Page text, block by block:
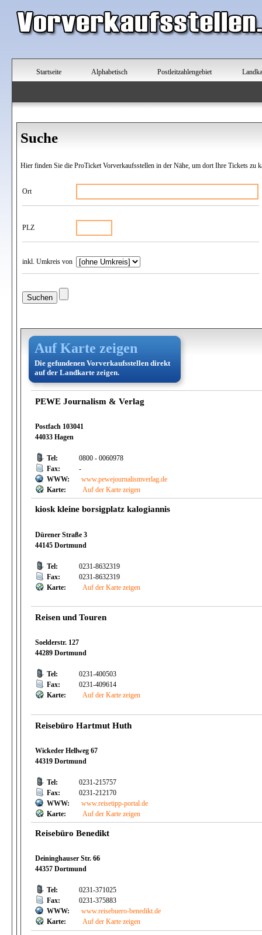
Startseite Alphabetisch Postleitzahlengebiet
Suche
Hier finden Sie die ProTicket Vorverkaufsstellen in der Nähe, um dort Ihre Tickets zu
Ort
PLZ
inkl. Umkreis von
Auf Karte zeigen
Die gefundenen Vorverkaufsstellen direkt
auf der Landkarte zeigen.
PEWE Journalism & Verlag
Postfach 103041
44033 Hagen
Tel:
0800 - 0060978
Fax:
-
WWW:
www.pewejournalismverlag.de
Karte:
Auf der Karte zeigen
kiosk kleine borsigplatz kalogiannis
Dürener Straße 3
44145 Dortmund
Tel:
0231-8632319
Fax:
0231-8632319
Karte:
Auf der Karte zeigen
Reisen und Touren
Soelderstr. 127
44289 Dortmund
Tel:
0231-400503
Fax:
0231-409614
Karte:
Auf der Karte zeigen
Reisebüro Hartmut Huth
Wickeder Hellweg 67
44319 Dortmund
Tel:
0231-215757
Fax:
0231-212170
WWW:
www.reisetipp-portal.de
Karte:
Auf der Karte zeigen
Reisebüro Benedikt
Deininghauser Str. 66
44357 Dortmund
Tel:
0231-371025
Fax:
0231-375883
WWW:
www.reisebuero-benedikt.de
Karte:
Auf der Karte zeigen